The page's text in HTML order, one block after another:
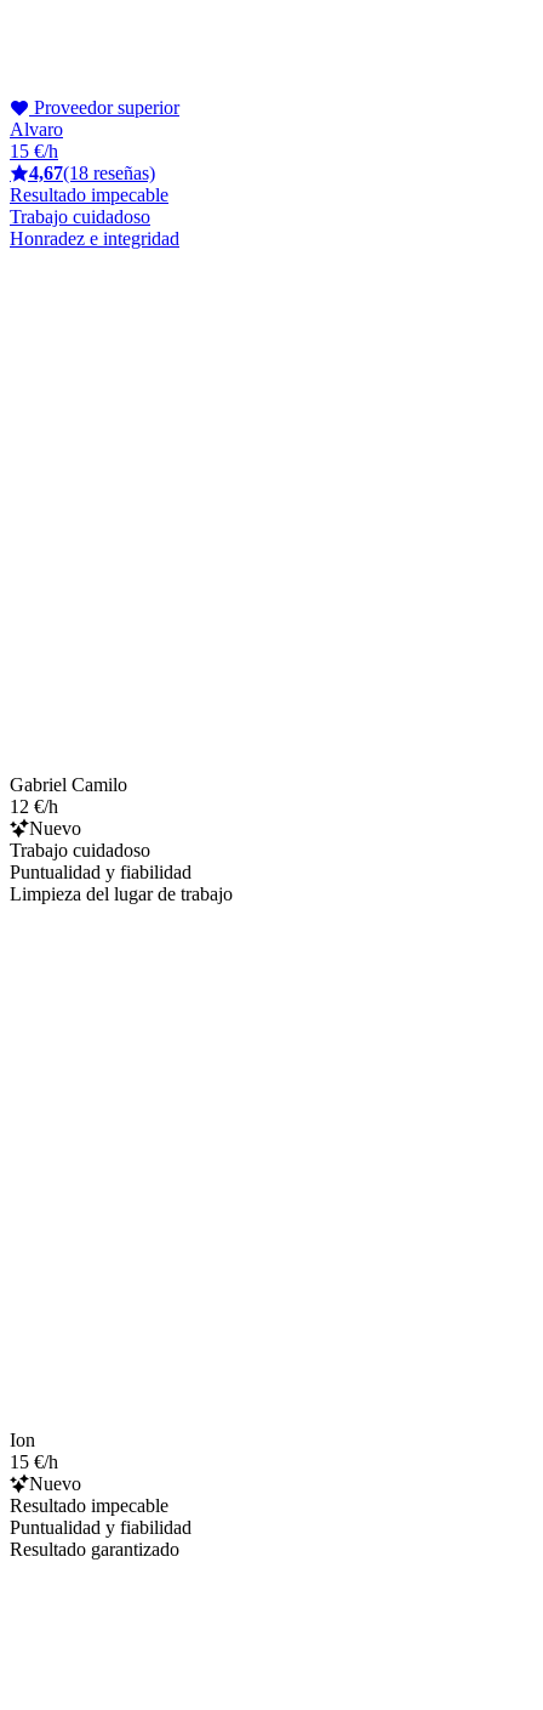
Proveedor superior
Alvaro
15 €/h
4,67(18 reseñas)
Resultado impecable
Trabajo cuidadoso
Honradez e integridad
Gabriel Camilo
12 €/h
Nuevo
Trabajo cuidadoso
Puntualidad y fiabilidad
Limpieza del lugar de trabajo
Ion
15 €/h
Nuevo
Resultado impecable
Puntualidad y fiabilidad
Resultado garantizado